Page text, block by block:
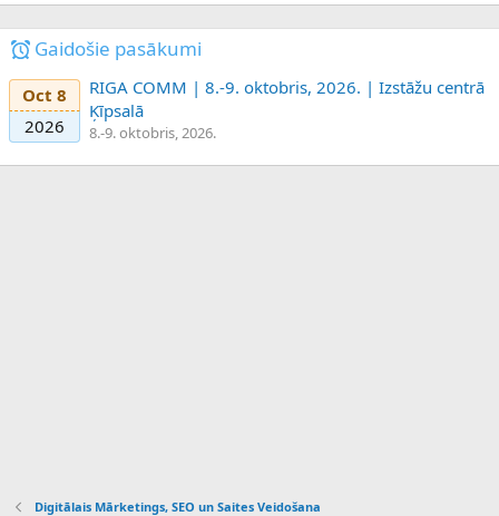
Gaidošie pasākumi
Oct 8
2026
RIGA COMM | 8.-9. oktobris, 2026. | Izstāžu centrā
Ķīpsalā
8.-9. oktobris, 2026.
Digitālais Mārketings, SEO un Saites Veidošana